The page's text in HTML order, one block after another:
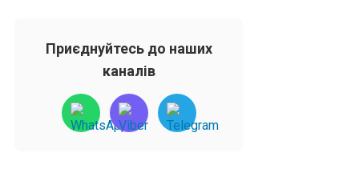
Приєднуйтесь до наших
каналів